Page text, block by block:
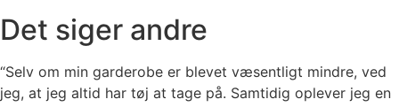
Det siger andre
“Selv om min garderobe er blevet væsentligt mindre, ved
jeg, at jeg altid har tøj at tage på. Samtidig oplever jeg en